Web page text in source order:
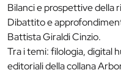
Bilanci e prospettive della
Dibattito e
Battista Giraldi Cinzio.
Tra i temi: filologia, digital
editoriali della collana